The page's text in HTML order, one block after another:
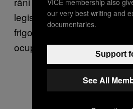
legist a fost nevoit să
frigorifică de la Burger King
ocupa de surplusul de
our very best writing and
documentaries.
Support
See All